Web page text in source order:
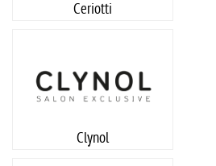
Ceriotti
Clynol